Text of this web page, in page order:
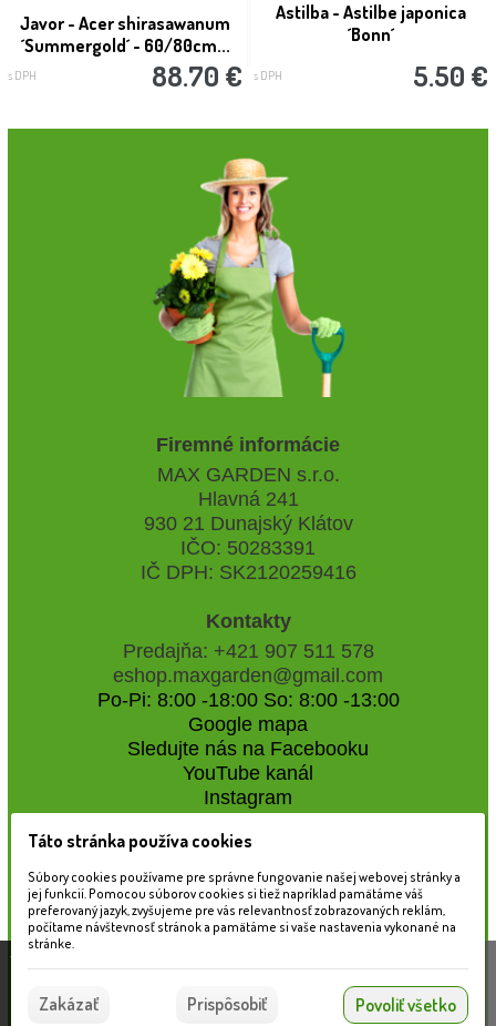
Javor - Acer shirasawanum
´Summergold´ - 60/80cm...
s DPH 88.70 €
Astilba - Astilbe japonica
´Bonn´
s DPH 5.50 €
Firemné informácie
MAX GARDEN s.r.o.
Hlavná 241
930 21 Dunajský Klátov
IČO: 50283391
IČ DPH: SK2120259416
Kontakty
Predajňa: +421 907 511 578
eshop.maxgarden@gmail.com
Po-Pi: 8:00 -18:00 So: 8:00 -13:00
Google mapa
Sledujte nás na Facebooku
YouTube kanál
Instagram
Naše záhradné centrum
Táto stránka používa súbory cookies, ktoré nám
pomáhajú poskytovať služby. Používaním našich
služieb vyjadrujete súhlas s používaním súborov
Súhlasím
Táto stránka používa cookies
Súbory cookies používame pre správne fungovanie našej webovej stránky a
jej funkcií. Pomocou súborov cookies si tiež napríklad pamätáme váš
preferovaný jazyk, zvyšujeme pre vás relevantnosť zobrazovaných reklám,
počítame návštevnosť stránok a pamätáme si vaše nastavenia vykonané na
stránke.
Zakázať Prispôsobiť Povoliť všetko